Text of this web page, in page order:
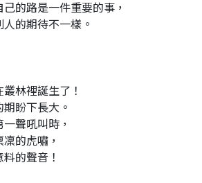
的路是一件重要的事，
的期待不一樣。
林裡誕生了！
盼下長大。
聲吼叫時，
的虎嘯，
的聲音！